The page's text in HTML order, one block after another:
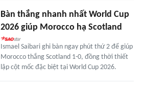
Bàn thắng nhanh nhất World Cup
2026 giúp Morocco hạ Scotland
Ismael Saibari ghi bàn ngay phút thứ 2 để giúp
Morocco thắng Scotland 1-0, đồng thời thiết
lập cột mốc đặc biệt tại World Cup 2026.